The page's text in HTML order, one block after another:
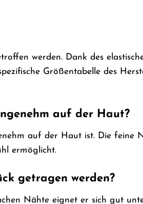
werden. Dank des
Größentabelle des
auf der Haut?
auf der Haut ist. Die feine
ermöglicht.
getragen werden?
Nähte eignet er sich gut